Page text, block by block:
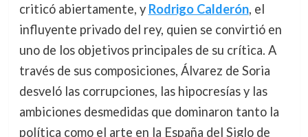
criticó abiertamente, y Rodrigo Calderón, el
influyente privado del rey, quien se convirtió en
uno de los objetivos principales de su crítica. A
través de sus composiciones, Álvarez de Soria
desveló las corrupciones, las hipocresías y las
ambiciones desmedidas que dominaron tanto la
política como el arte en la España del Siglo de